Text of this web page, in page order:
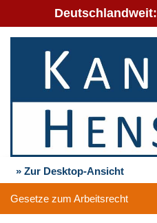
Deutschlandweit:
» Zur Desktop-Ansicht
Gesetze zum Arbeitsrecht